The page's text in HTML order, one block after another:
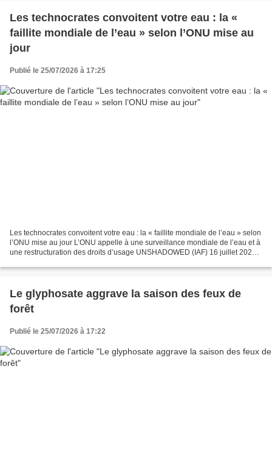
Les technocrates convoitent votre eau : la «
faillite mondiale de l’eau » selon l’ONU mise au
jour
Publié le 25/07/2026 à 17:25
Les technocrates convoitent votre eau : la « faillite mondiale de l’eau » selon
l’ONU mise au jour L’ONU appelle à une surveillance mondiale de l’eau et à
une restructuration des droits d’usage UNSHADOWED (IAF) 16 juillet 2026
Le glyphosate aggrave la saison des feux de
forêt
Publié le 25/07/2026 à 17:22